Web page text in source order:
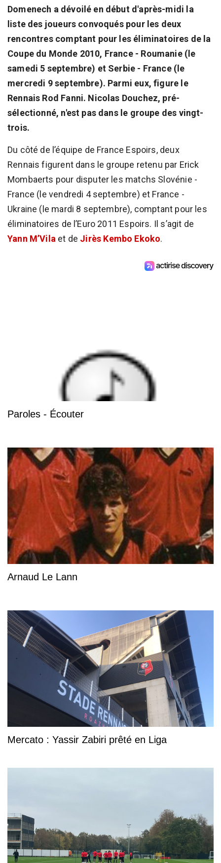
Domenech a dévoilé en début d'après-midi la
liste des joueurs convoqués pour les deux
rencontres comptant pour les éliminatoires de la
Coupe du Monde 2010, France - Roumanie (le
samedi 5 septembre) et Serbie - France (le
mercredi 9 septembre). Parmi eux, figure le
Rennais Rod Fanni. Nicolas Douchez, pré-
sélectionné, n'est pas dans le groupe des vingt-
trois.
Du côté de l’équipe de France Espoirs, deux
Rennais figurent dans le groupe retenu par Erick
Mombaerts pour disputer les matchs Slovénie -
France (le vendredi 4 septembre) et France -
Ukraine (le mardi 8 septembre), comptant pour les
éliminatoires de l’Euro 2011 Espoirs. Il s’agit de
Yann M’Vila et de Jirès Kembo Ekoko.
Paroles - Écouter
Arnaud Le Lann
Mercato : Yassir Zabiri prêté en Liga